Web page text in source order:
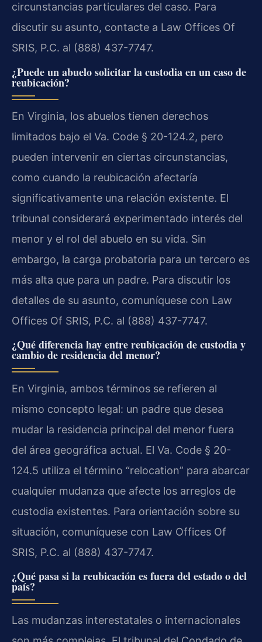
circunstancias particulares del caso. Para
discutir su asunto, contacte a Law Offices Of
SRIS, P.C. al (888) 437-7747.
¿Puede un abuelo solicitar la custodia en un caso de
reubicación?
En Virginia, los abuelos tienen derechos
limitados bajo el Va. Code § 20-124.2, pero
pueden intervenir en ciertas circunstancias,
como cuando la reubicación afectaría
significativamente una relación existente. El
tribunal considerará experimentado interés del
menor y el rol del abuelo en su vida. Sin
embargo, la carga probatoria para un tercero es
más alta que para un padre. Para discutir los
detalles de su asunto, comuníquese con Law
Offices Of SRIS, P.C. al (888) 437-7747.
¿Qué diferencia hay entre reubicación de custodia y
cambio de residencia del menor?
En Virginia, ambos términos se refieren al
mismo concepto legal: un padre que desea
mudar la residencia principal del menor fuera
del área geográfica actual. El Va. Code § 20-
124.5 utiliza el término “relocation” para abarcar
cualquier mudanza que afecte los arreglos de
custodia existentes. Para orientación sobre su
situación, comuníquese con Law Offices Of
SRIS, P.C. al (888) 437-7747.
¿Qué pasa si la reubicación es fuera del estado o del
país?
Las mudanzas interestatales o internacionales